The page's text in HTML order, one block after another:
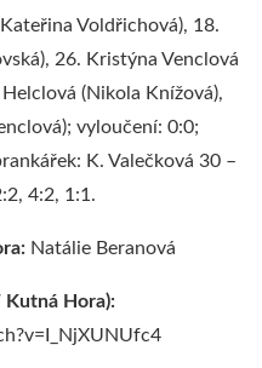
Voldřichová), 18.
26. Kristýna Venclová
(Nikola Knížová),
vyloučení: 0:0;
K. Valečková 30 –
4:2, 1:1.
Natálie Beranová
Kutná Hora):